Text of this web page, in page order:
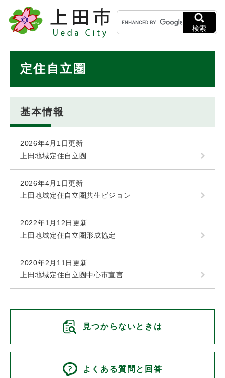
メニューを飛ばして本文へ
キ
ー
ワ
検索
定住自立圏
基本情報
2026年4月1日更新
上田地域定住自立圏
2026年4月1日更新
上田地域定住自立圏共生ビジョン
2022年1月12日更新
上田地域定住自立圏形成協定
2020年2月11日更新
上田地域定住自立圏中心市宣言
見つからないときは
よくある質問と回答